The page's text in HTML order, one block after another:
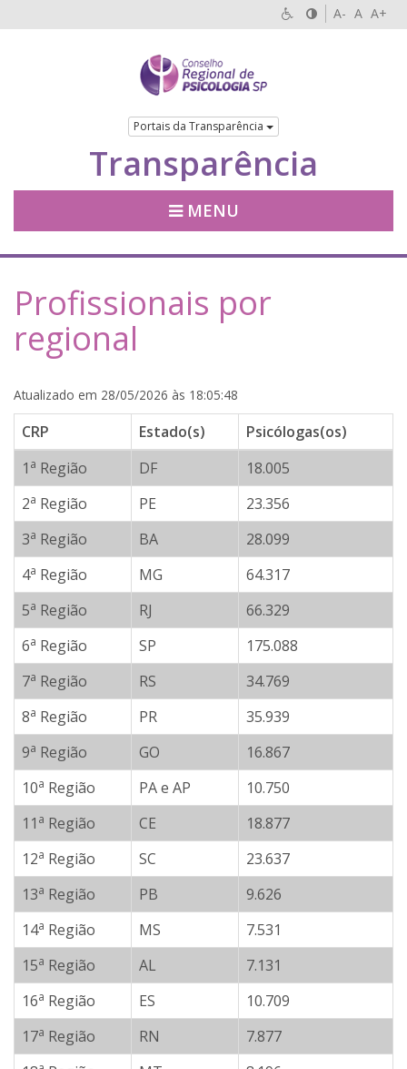
A- A A+
Portais da Transparência
Transparência
MENU
Profissionais por
regional
Atualizado em 28/05/2026 às 18:05:48
CRP Estado(s)
Psicólogas(os)
1 a Região DF
18.005
2a Região PE
23.356
3a Região BA
28.099
4a Região MG
64.317
5a Região RJ
66.329
6a Região SP
175.088
7a Região RS
34.769
8a Região PR
35.939
9a Região GO
16.867
10a Região PA e AP
10.750
11 a Região CE
18.877
12a Região SC
23.637
13a Região PB
9.626
14a Região MS
7.531
15a Região AL
7.131
16a Região ES
10.709
17a Região RN
7.877